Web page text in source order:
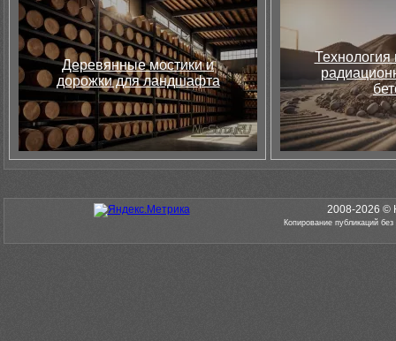
Деревянные мостики и
дорожки для ландшафта
Технология
2008-2026 ©
Копирование публикаций